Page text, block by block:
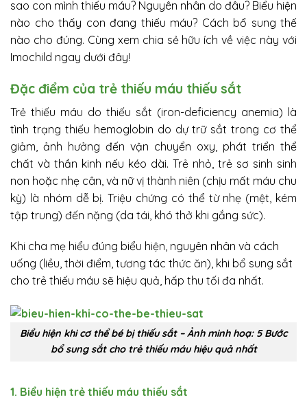
sao con mình thiếu máu? Nguyên nhân do đâu? Biểu hiện
nào cho thấy con đang thiếu máu? Cách bổ sung thế
nào cho đúng. Cùng xem chia sẻ hữu ích về việc này với
Imochild ngay dưới đây!
Đặc điểm của trẻ thiếu máu thiếu sắt
Trẻ thiếu máu do thiếu sắt (iron-deficiency anemia) là
tình trạng thiếu hemoglobin do dự trữ sắt trong cơ thể
giảm, ảnh hưởng đến vận chuyển oxy, phát triển thể
chất và thần kinh nếu kéo dài. Trẻ nhỏ, trẻ sơ sinh sinh
non hoặc nhẹ cân, và nữ vị thành niên (chịu mất máu chu
kỳ) là nhóm dễ bị. Triệu chứng có thể từ nhẹ (mệt, kém
tập trung) đến nặng (da tái, khó thở khi gắng sức).
Khi cha mẹ hiểu đúng biểu hiện, nguyên nhân và cách
uống (liều, thời điểm, tương tác thức ăn), khi bổ sung sắt
cho trẻ thiếu máu sẽ hiệu quả, hấp thu tối đa nhất.
Biểu hiện khi cơ thể bé bị thiếu sắt – Ảnh minh hoạ: 5 Bước
bổ sung sắt cho trẻ thiếu máu hiệu quả nhất
1. Biểu hiện trẻ thiếu máu thiếu sắt